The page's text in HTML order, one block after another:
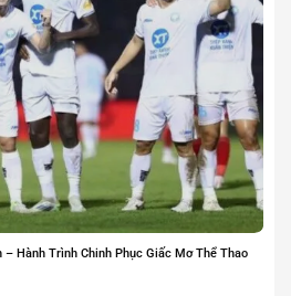
Hành Trình Chinh Phục Giấc Mơ Thể Thao